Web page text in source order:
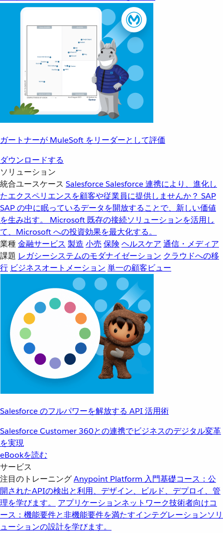
ガートナーが MuleSoft をリーダーとして評価
ダウンロードする
ソリューション
統合ユースケース SalesforceSalesforce 連携により、進化し
たエクスペリエンスを顧客や従業員に提供しませんか？ SAP
SAP の中に眠っているデータを開放することで、新しい価値
を生み出す。
Microsoft 既存の接続ソリューションを活用し
て、Microsoft への投資効果を最大化する。
業種金融サービス 製造 小売 保険 ヘルスケア 通信・メディア
課題 レガシーシステムのモダナイゼーション クラウドへの移
行 ビジネスオートメーション 単一の顧客ビュー
Salesforce のフルパワーを解放する API 活用術
Salesforce Customer 360との連携でビジネスのデジタル変革
を実現
eBookを読む
サービス
注目のトレーニングAnypoint Platform 入門基礎コース：公
開されたAPIの検出と利用、デザイン、ビルド、デプロイ、管
理を学びます。
アプリケーションネットワーク技術者向けコ
ース：機能要件と非機能要件を満たすインテグレーションソリ
ューションの設計を学びます。